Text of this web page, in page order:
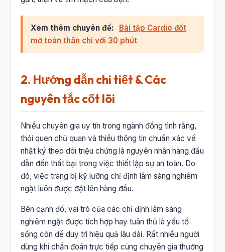
Xem thêm chuyên đề:
Bài tập Cardio đốt
mỡ toàn thân chỉ với 30 phút
2. Hướng dẫn chi tiết & Các
nguyên tắc cốt lõi
Nhiều chuyên gia uy tín trong ngành đồng tình rằng,
thói quen chủ quan và thiếu thông tin chuẩn xác về
nhật ký theo dõi triệu chứng là nguyên nhân hàng đầu
dẫn đến thất bại trong việc thiết lập sự an toàn. Do
đó, việc trang bị kỹ lưỡng chỉ định lâm sàng nghiêm
ngặt luôn được đặt lên hàng đầu.
Bên cạnh đó, vai trò của các chỉ định lâm sàng
nghiêm ngặt được tích hợp hay tuân thủ là yếu tố
sống còn để duy trì hiệu quả lâu dài. Rất nhiều người
dùng khi chẩn đoán trực tiếp cùng chuyên gia thường